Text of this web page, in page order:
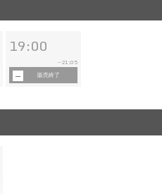
19:00
~ 21:05
販売終了